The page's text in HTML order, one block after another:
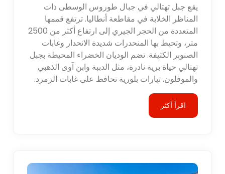
يقع جبل تهتالي في جبال طوروس الوسطى ذات
المناظر الخلابة في مقاطعة أنطاليا. ترتفع قممها
المتعددة من الحجر الجيري إلى ارتفاع أكثر من 2500
متر، وتحيط بها المنحدرات شديدة الانحدار وغابات
الصنوبر الكثيفة. تضم الوديان الخضراء المحيطة بجبل
تهتالي حياة برية نادرة، مثل الدببة وابن آوى الذهبي
والموفلون. تيارات بلورية تحافظ على غابات الزمرد.
اقرأ أكثر